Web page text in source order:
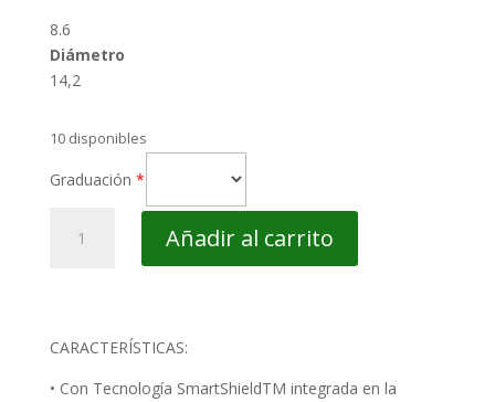
8.6
Diámetro
14,2
10 disponibles
Graduación *
Optix
cantidad
Añadir al carrito
CARACTERÍSTICAS:
• Con Tecnología SmartShieldTM integrada en la